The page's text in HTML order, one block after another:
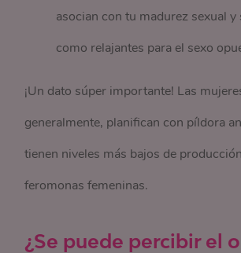
asocian con tu madurez sexual y
como relajantes para el sexo
¡Un dato súper importante! Las
generalmente, planifican con píldora
tienen niveles más bajos de
feromonas femeninas.
¿Se puede percibir el